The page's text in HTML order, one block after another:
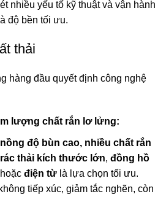
nhiều yếu tố kỹ thuật và vận hành
độ bền tối ưu.
thải
hàng đầu quyết định công nghệ
lượng chất rắn lơ lửng:
nồng độ bùn cao, nhiều chất rắn
thải kích thước lớn, đồng hồ
hoặc điện từ là lựa chọn tối ưu.
tiếp xúc, giảm tắc nghẽn, còn